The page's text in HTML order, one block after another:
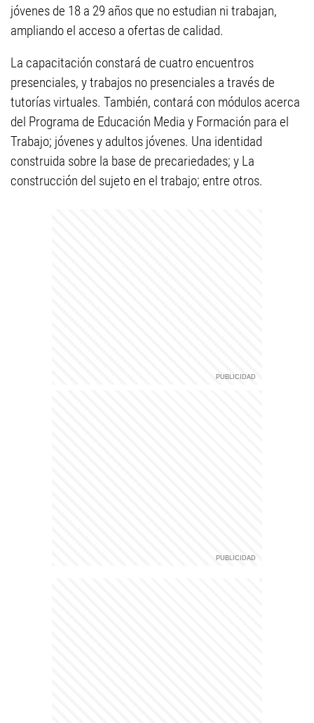
jóvenes de 18 a 29 años que no estudian ni trabajan,
ampliando el acceso a ofertas de calidad.
La capacitación constará de cuatro encuentros
presenciales, y trabajos no presenciales a través de
tutorías virtuales. También, contará con módulos acerca
del Programa de Educación Media y Formación para el
Trabajo; jóvenes y adultos jóvenes. Una identidad
construida sobre la base de precariedades; y La
construcción del sujeto en el trabajo; entre otros.